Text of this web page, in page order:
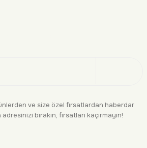
ve size özel fırsatlardan haberdar
bırakın, fırsatları kaçırmayın!